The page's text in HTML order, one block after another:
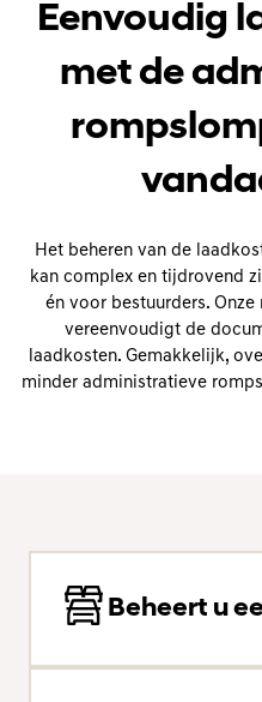
Eenvoudig
met de
Het beheren van de
kan complex en tijdrovend
én voor bestuurders.
vereenvoudigt de
laadkosten. Gemakkelijk,
minder administratieve
Beheert u